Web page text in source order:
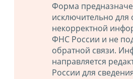
Форма
исключительно
некорректной
ФНС России и не
обратной связи.
направляется
России для